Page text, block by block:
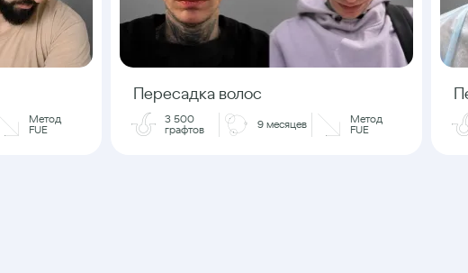
Метод
FUE
Пересадка волос
3 500
графтов
9 месяцев
Метод
FUE